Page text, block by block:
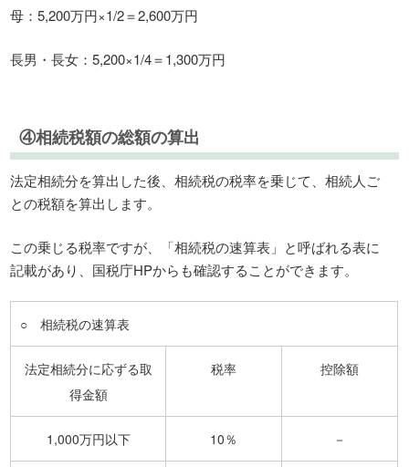
母：5,200万円×1/2＝2,600万円
長男・長女：5,200×1/4＝1,300万円
④相続税額の総額の算出
法定相続分を算出した後、相続税の税率を乗じて、相続人ご
との税額を算出します。
この乗じる税率ですが、「相続税の速算表」と呼ばれる表に
記載があり、国税庁HPからも確認することができます。
○ 相続税の速算表
法定相続分に応ずる取
得金額
税率 控除額
1,000万円以下 10％ －